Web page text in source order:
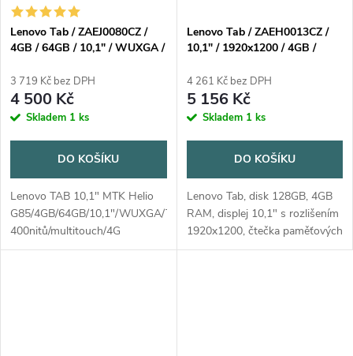
Lenovo Tab / ZAEJ0080CZ /
4GB / 64GB / 10,1" / WUXGA /
4G LTE / 8MP+5MP / Android
14 / šedá / kryt
3 719 Kč bez DPH
4 500 Kč
Skladem 1 ks
DO KOŠÍKU
Lenovo TAB 10,1" MTK Helio
G85/4GB/64GB/10,1"/WUXGA/TFT/až
400nitů/multitouch/4G
LTE/8MP+5MP/Android 14
Lenovo Tab / ZAEH0013CZ /
10,1" / 1920x1200 / 4GB /
4 261 Kč bez DPH
5 156 Kč
Skladem 1 ks
DO KOŠÍKU
Lenovo Tab, disk 128GB, 4GB
RAM, displej 10,1" s rozlišením
1920x1200, čtečka paměťových
karet, USB Type-C, Wi-Fi,